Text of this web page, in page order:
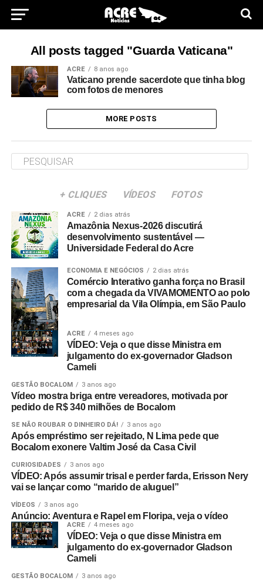
All posts tagged "Guarda Vaticana"
ACRE 8 anos ago
Vaticano prende sacerdote que tinha blog
com fotos de menores
MORE POSTS
+ CLIQUES VÍDEOS FOTOS
ACRE 2 dias atrás
Amazônia Nexus-2026 discutirá
desenvolvimento sustentável —
Universidade Federal do Acre
ECONOMIA E NEGÓCIOS 2 dias atrás
Comércio Interativo ganha força no Brasil
com a chegada da VIVAMOMENTO ao polo
empresarial da Vila Olímpia, em São Paulo
ACRE 4 meses ago
VÍDEO: Veja o que disse Ministra em
julgamento do ex-governador Gladson
Cameli
GESTÃO BOCALOM 3 anos ago
Vídeo mostra briga entre vereadores, motivada por
pedido de R$ 340 milhões de Bocalom
SE NÃO ROUBAR O DINHEIRO DÁ! 3 anos ago
Após empréstimo ser rejeitado, N Lima pede que
Bocalom exonere Valtim José da Casa Civil
CURIOSIDADES 3 anos ago
VÍDEO: Após assumir trisal e perder farda, Erisson Nery
vai se lançar como “marido de aluguel”
VÍDEOS 3 anos ago
Anúncio: Aventura e Rapel em Floripa, veja o vídeo
ACRE 4 meses ago
VÍDEO: Veja o que disse Ministra em
julgamento do ex-governador Gladson
Cameli
GESTÃO BOCALOM 3 anos ago